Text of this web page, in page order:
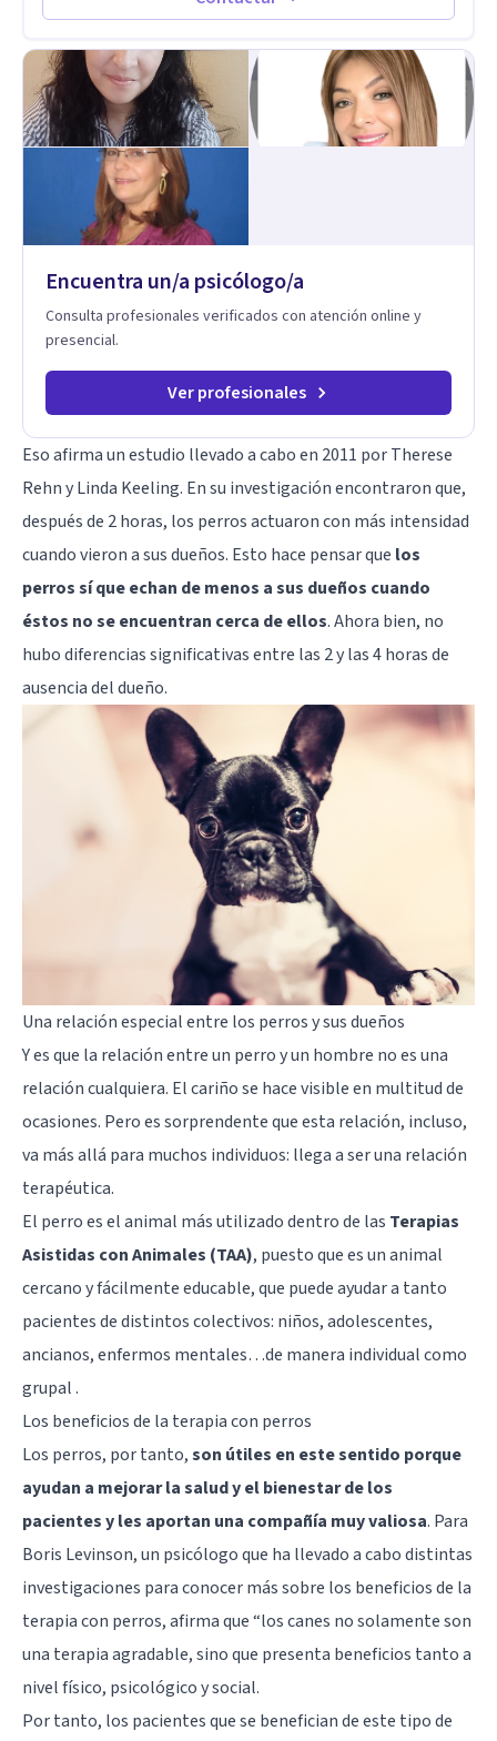
Encuentra un/a psicólogo/a
Consulta profesionales verificados con atención online y
presencial.
Ver profesionales
Eso afirmaun estudio llevado a cabo en 2011 por Therese
Rehn y Linda Keeling. En su investigación encontraron que,
después de 2 horas, los perros actuaron con más intensidad
cuando vieron a sus dueños. Esto hace pensar que los
perros sí que echan de menos a sus dueños cuando
éstos no se encuentran cerca de ellos. Ahora bien, no
hubo diferencias significativas entre las 2 y las 4 horas de
ausencia del dueño.
Una relación especial entre los perros y sus dueños
Y es que la relación entre un perro y un hombre no es una
relación cualquiera. El cariño se hace visible en multitud de
ocasiones. Pero es sorprendente que esta relación, incluso,
va más allá para muchos individuos: llega a ser una relación
terapéutica.
El perro es el animal más utilizado dentro de las Terapias
Asistidas con Animales (TAA), puesto que es un animal
cercano y fácilmente educable, que puede ayudar a tanto
pacientes de distintos colectivos: niños, adolescentes,
ancianos, enfermos mentales…de manera individual como
grupal .
Los beneficios de la terapia con perros
Los perros, por tanto,son útiles en este sentido porque
ayudan a mejorar la salud y el bienestar de los
pacientes y les aportan una compañía muy valiosa. Para
Boris Levinson, un psicólogo que ha llevado a cabo distintas
investigaciones para conocer más sobre los beneficios de la
terapia con perros, afirma que “los canes no solamente son
una terapia agradable, sino que presenta beneficios tanto a
nivel físico, psicológico y social.
Por tanto, los pacientes que se benefician de este tipo de